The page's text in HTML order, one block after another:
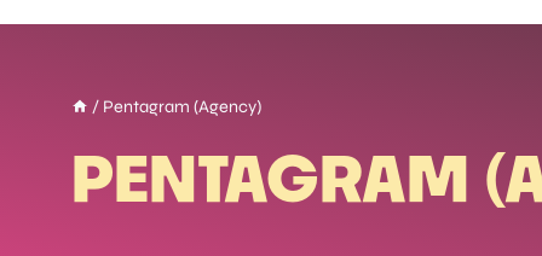
/ Pentagram (Agency)
PENTAGRAM